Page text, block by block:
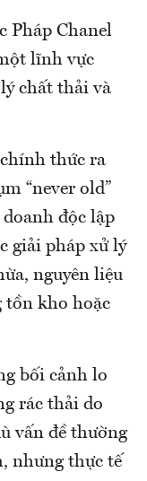
Pháp Chanel
lĩnh vực
chất thải và
thức ra
“never old”
độc lập
giải pháp xử lý
nguyên liệu
tồn kho hoặc
bối cảnh lo
rác thải do
vấn đề thường
nhưng thực tế